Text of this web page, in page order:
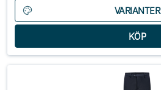
VARIANTER